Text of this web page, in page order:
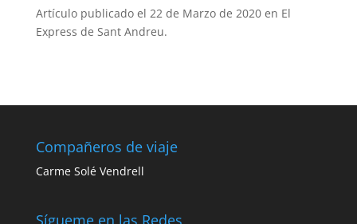
Artículo publicado el 22 de Marzo de 2020 en El
Express de Sant Andreu.
Compañeros de viaje
Carme Solé Vendrell
Sígueme en las Redes